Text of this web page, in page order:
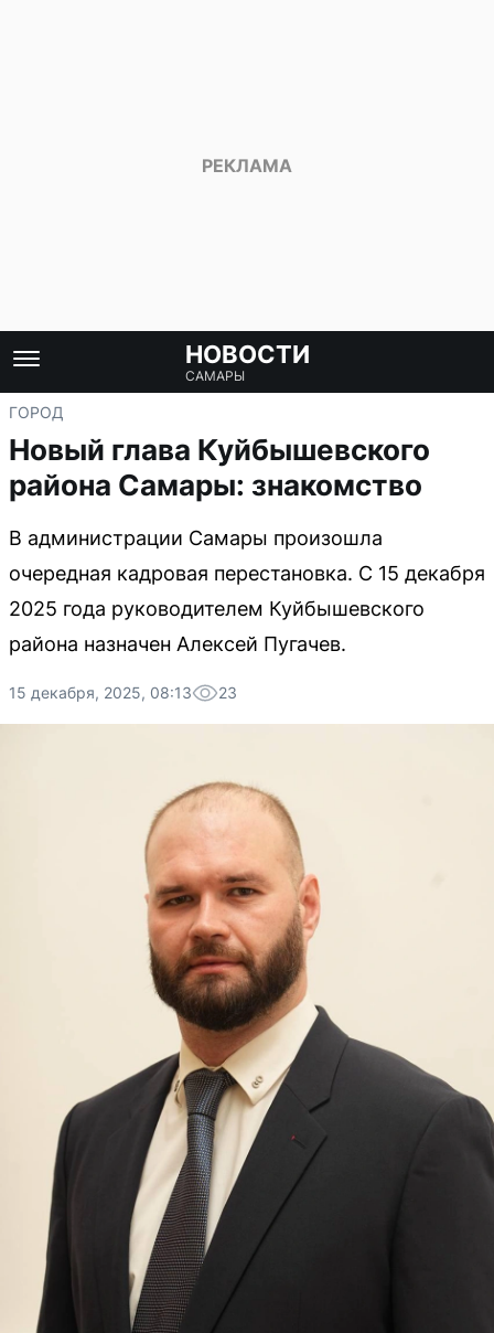
НОВОСТИ
САМАРЫ
ГОРОД
Новый глава Куйбышевского
района Самары: знакомство
В администрации Самары произошла
очередная кадровая перестановка. С 15 декабря
2025 года руководителем Куйбышевского
района назначен Алексей Пугачев.
15 декабря, 2025, 08:13 23